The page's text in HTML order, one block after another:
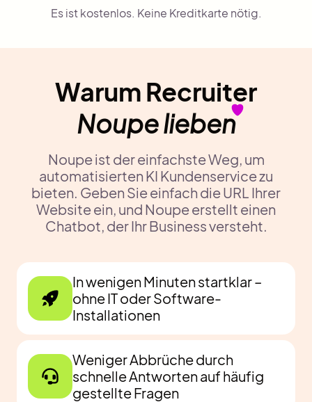
Es ist kostenlos. Keine Kreditkarte nötig.
Warum Recruiter
Noupe lieben
Noupe ist der einfachste Weg, um
automatisierten KI Kundenservice zu
bieten. Geben Sie einfach die URL Ihrer
Website ein, und Noupe erstellt einen
Chatbot, der Ihr Business versteht.
In wenigen Minuten startklar –
ohne IT oder Software-
Installationen
Weniger Abbrüche durch
schnelle Antworten auf häufig
gestellte Fragen